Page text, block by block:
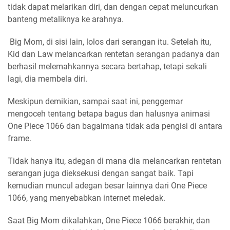
tidak dapat melarikan diri, dan dengan cepat meluncurkan
banteng metaliknya ke arahnya.
Big Mom, di sisi lain, lolos dari serangan itu. Setelah itu,
Kid dan Law melancarkan rentetan serangan padanya dan
berhasil melemahkannya secara bertahap, tetapi sekali
lagi, dia membela diri.
Meskipun demikian, sampai saat ini, penggemar
mengoceh tentang betapa bagus dan halusnya animasi
One Piece 1066 dan bagaimana tidak ada pengisi di antara
frame.
Tidak hanya itu, adegan di mana dia melancarkan rentetan
serangan juga dieksekusi dengan sangat baik. Tapi
kemudian muncul adegan besar lainnya dari One Piece
1066, yang menyebabkan internet meledak.
Saat Big Mom dikalahkan, One Piece 1066 berakhir, dan